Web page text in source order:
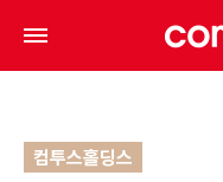
컴투스홀딩스